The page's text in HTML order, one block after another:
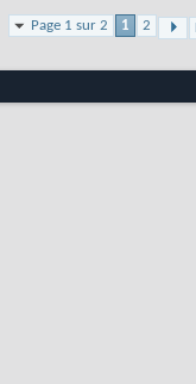
Page 1 sur 2 1 2